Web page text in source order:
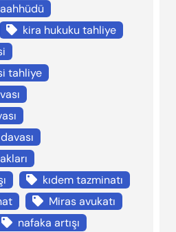
kira hukuku tahliye
tahliye
kıdem tazminatı
Miras avukatı
nafaka artışı